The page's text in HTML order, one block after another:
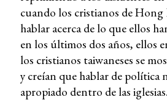
cuando los cristianos de
hablar acerca de lo que ellos
en los últimos dos años, ellos
los cristianos taiwaneses se
y creían que hablar de política
apropiado dentro de las iglesias.